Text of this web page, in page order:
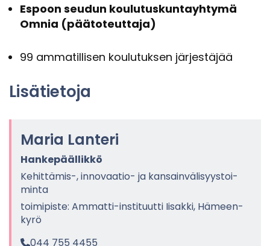
Es­poon seu­dun kou­lu­tus­kun­tayh­ty­mä
Omnia (pää­to­teut­ta­ja)
99 am­ma­til­li­sen kou­lu­tuk­sen jär­jes­tä­jää
Li­sä­tie­to­ja
Maria Lan­te­ri
Han­ke­pääl­lik­kö
Kehittämis-​, innovaatio-​ ja kan­sain­vä­li­syys­toi­
min­ta
toi­mi­pis­te: Ammatti-​instituutti Ii­sak­ki, Hä­meen­
ky­rö
044 755 4455